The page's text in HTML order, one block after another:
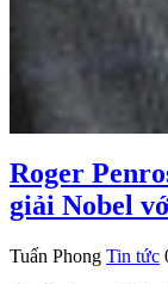
Roger
giải Nobel
Tuấn Phong Tin tức